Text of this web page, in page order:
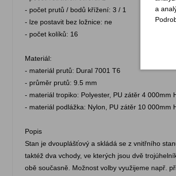
- počet prutů / bodů křížení: 3 / 1
- lze postavit bez ložnice: ne
- počet kolíků: 16
Materiál:
- materiál prutů: Dural 7001 T6
- průměr prutů: 9.5 mm
- materiál tropiko: Polyester, PU zátěr 4 000mm
- materiál podlážka: Nylon, PU zátěr 10 000mm
Popis
Stan je dvouplášťový a skládá se z vnitřního
taktéž dva vchody, ve kterých jsou dvě
obě současně. Možnost volby využijeme např.
a